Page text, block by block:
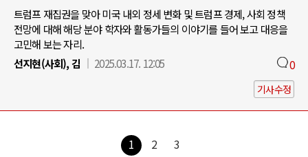
트럼프 재집권을 맞아 미국 내외 정세 변화 및 트럼프 경제, 사회 정책
전망에 대해 해당 분야 학자와 활동가들의 이야기를 들어 보고 대응을
고민해 보는 자리.
선지현(사회), 김
2025.03.17. 12:05 0
기사수정
1 2 3